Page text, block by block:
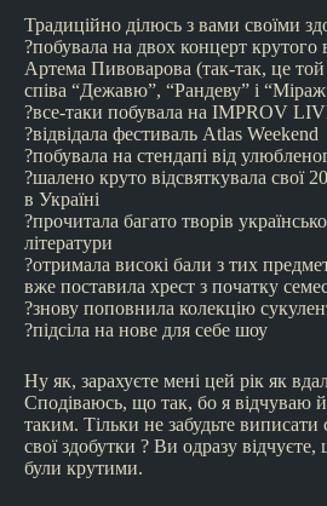
Традиційно ділюсь з вами своїми
?побувала на двох концерт крутого
Артема Пивоварова (так-так, це
співа “Дежавю”, “Рандеву” і
?все-таки побувала на IMPROV
?відвідала фестиваль Atlas Weekend
?побувала на стендапі від
?шалено круто відсвяткувала свої
в Україні
?прочитала багато творів
літератури
?отримала високі бали з тих
вже поставила хрест з початку
?знову поповнила колекцію
?підсіла на нове для себе шоу
Ну як, зарахуєте мені цей рік як
Сподіваюсь, що так, бо я відчуваю
таким. Тільки не забудьте виписати
свої здобутки ? Ви одразу відчуєте,
були крутими.